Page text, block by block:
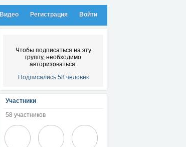
Видео Регистрация Войти
Чтобы подписаться на эту
группу, необходимо
авторизоваться.
Подписались 58 человек
Участники
58 участников